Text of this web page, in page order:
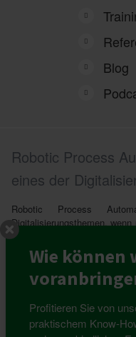
Wie können
Profitieren Sie von
praktischem Know-
Blog
Robotic Process
eines der
Robotic Process
Digitalisierungsthemen,
Ihnen denken vielleicht an
hinterherwuseln. Aber RPA
mehr kann als unser
kleine
Aufgaben dem Einkäufer